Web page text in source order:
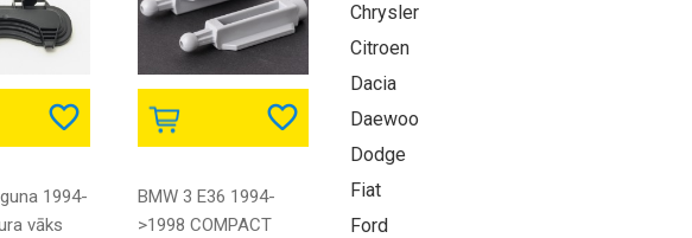
1994-
vāks
BMW 3 E36 1994-
>1998 COMPACT
Chrysler
Citroen
Dacia
Daewoo
Dodge
Fiat
Ford